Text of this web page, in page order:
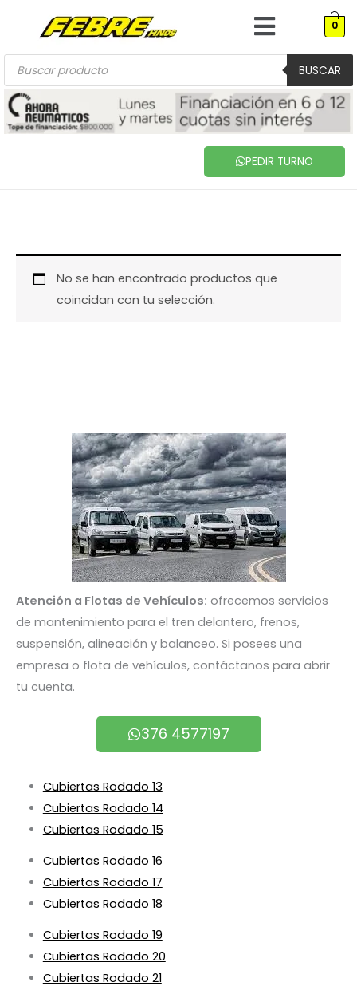
contenido
Menú 0
Búsqueda
de
productos
BUSCAR
PEDIR TURNO
No se han encontrado productos que
coincidan con tu selección.
Atención a Flotas de Vehículos: ofrecemos servicios
de mantenimiento para el tren delantero, frenos,
suspensión, alineación y balanceo. Si posees una
empresa o flota de vehículos, contáctanos para abrir
tu cuenta.
376 4577197
Cubiertas Rodado 13
Cubiertas Rodado 14
Cubiertas Rodado 15
Cubiertas Rodado 16
Cubiertas Rodado 17
Cubiertas Rodado 18
Cubiertas Rodado 19
Cubiertas Rodado 20
Cubiertas Rodado 21